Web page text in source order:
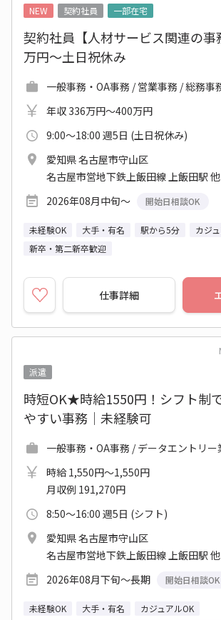
NEW 契約社員 一部在宅
契約社員【人材サービス関連の事
万円～土日祝休み
一般事務・OA事務 / 営業事務 / 総務事
年収 336万円～400万円
9:00～18:00 週5日 (土日祝休み)
愛知県 名古屋市守山区
名古屋市営地下鉄上飯田線 上飯田駅 他
2026年08月中旬～
開始日相談OK
未経験OK 大手・有名 駅から5分
カジ
新卒・第二新卒歓迎
仕事詳細
派遣
時短OK★時給1550円！シフト制
やすい事務│未経験可
一般事務・OA事務 / データエントリー
時給 1,550円～1,550円
月収例 191,270円
8:50～16:00 週5日 (シフト)
愛知県 名古屋市守山区
名古屋市営地下鉄上飯田線 上飯田駅 他
2026年08月下旬～長期
開始日相談OK
未経験OK 大手・有名
カジュアルOK